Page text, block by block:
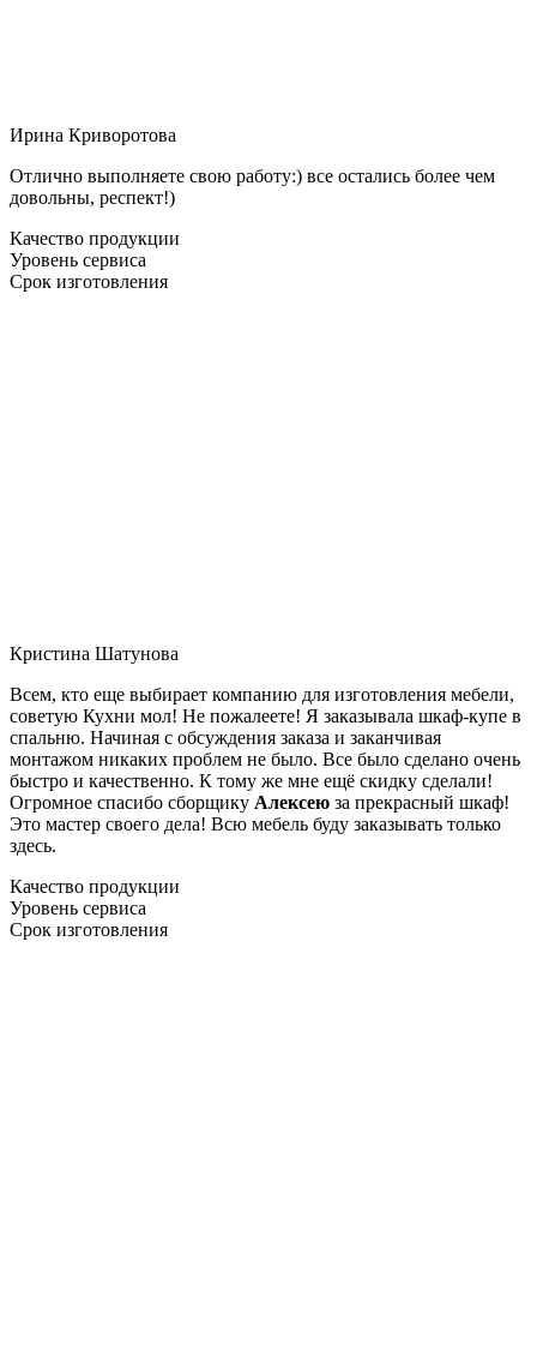
Ирина Криворотова
Отлично выполняете свою работу:) все остались более чем
довольны, респект!)
Качество продукции
Уровень сервиса
Срок изготовления
Кристина Шатунова
Всем, кто еще выбирает компанию для изготовления мебели,
советую Кухни мол! Не пожалеете! Я заказывала шкаф-купе в
спальню. Начиная с обсуждения заказа и заканчивая
монтажом никаких проблем не было. Все было сделано очень
быстро и качественно. К тому же мне ещё скидку сделали!
Огромное спасибо сборщику Алексею за прекрасный шкаф!
Это мастер своего дела! Всю мебель буду заказывать только
здесь.
Качество продукции
Уровень сервиса
Срок изготовления